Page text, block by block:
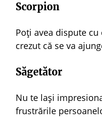
Scorpion
Poți avea dispute
crezut că se va
Săgetător
Nu te lași
frustrările